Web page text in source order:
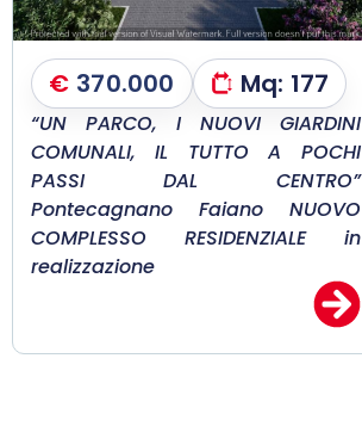
€ 370.000 Mq: 177
“UN PARCO, I NUOVI GIARDINI
COMUNALI, IL TUTTO A POCHI
PASSI DAL CENTRO”
Pontecagnano Faiano NUOVO
COMPLESSO RESIDENZIALE in
realizzazione